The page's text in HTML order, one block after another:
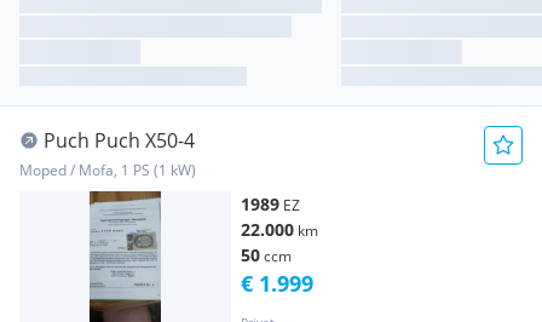
Puch Puch X50-4
Moped / Mofa, 1 PS (1 kW)
1989 EZ
22.000 km
50ccm
€ 1.999